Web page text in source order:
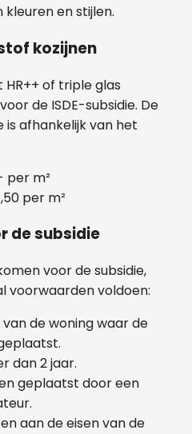
en stijlen.
kozijnen
of triple glas
de ISDE-subsidie. De
is afhankelijk van het
per m²
per m²
de subsidie
voor de subsidie,
voorwaarden voldoen:
de woning waar de
dan 2 jaar.
geplaatst door een
aan de eisen van de